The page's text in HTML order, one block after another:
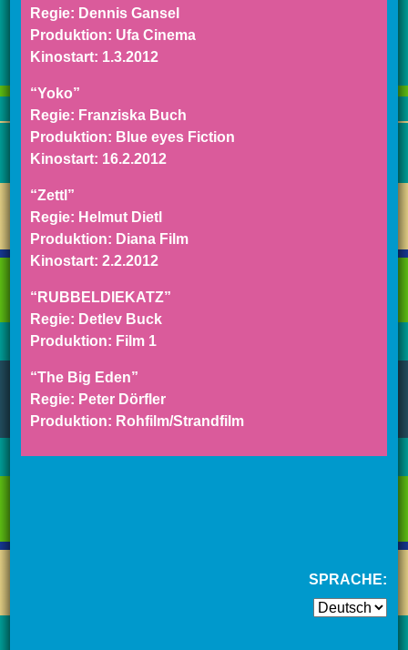
Regie: Dennis Gansel
Produktion: Ufa Cinema
Kinostart: 1.3.2012
“Yoko”
Regie: Franziska Buch
Produktion: Blue eyes Fiction
Kinostart: 16.2.2012
“Zettl”
Regie: Helmut Dietl
Produktion: Diana Film
Kinostart: 2.2.2012
“RUBBELDIEKATZ”
Regie: Detlev Buck
Produktion: Film 1
“The Big Eden”
Regie: Peter Dörfler
Produktion: Rohfilm/Strandfilm
SPRACHE: